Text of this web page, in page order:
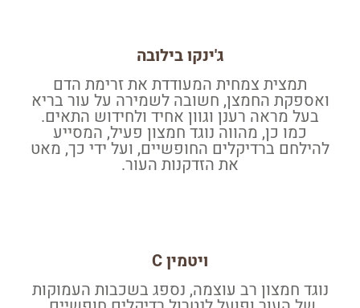
ג'ינקו בילובה
תמצית צמחית המעודדת את זרימת הדם
ואספקת החמצן, חשובה לשמירה על עור בריא
בעל מראה רענן וגוון אחיד ולחידוש התאים.
כמו כן, מהווה נוגד חמצון פעיל, המסייע
להילחם ברדיקלים החופשיים, ועל ידי כך, מאט
את הזדקנות העור.
ויטמין C
נוגד חמצון רב עוצמה, נספג בשכבות העמוקות